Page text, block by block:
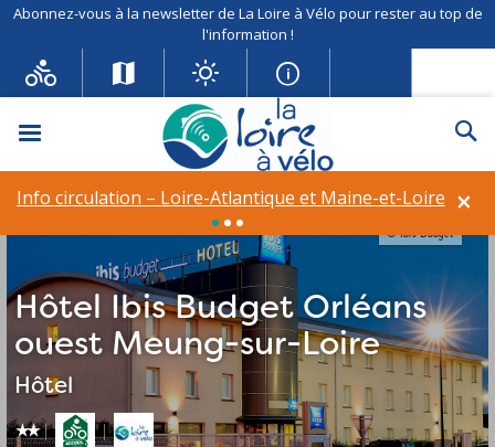
Abonnez-vous à la newsletter de La Loire à Vélo pour rester au top de
l'information !
Menu
×
Info circulation – Loire-Atlantique et Maine-et-Loire
Hôtel Ibis Budget Orléans
ouest Meung-sur-Loire
Hôtel
star_ratestar_rate
© Ibis Budget